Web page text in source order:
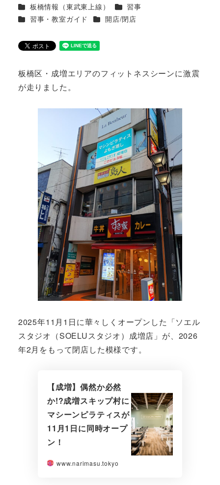
カテゴリー
板橋情報（東武東上線） カテゴリー
習事
カテゴリー
習事・教室ガイド カテゴリー
開店/閉店
板橋区・成増エリアのフィットネスシーンに激震
が走りました。
2025年11月1日に華々しくオープンした「ソエル
スタジオ（SOELUスタジオ）成増店」が、2026
年2月をもって閉店した模様です。
【成増】偶然か必然
か!?成増スキップ村に
マシーンピラティスが
11月1日に同時オープ
ン！
www.narimasu.tokyo